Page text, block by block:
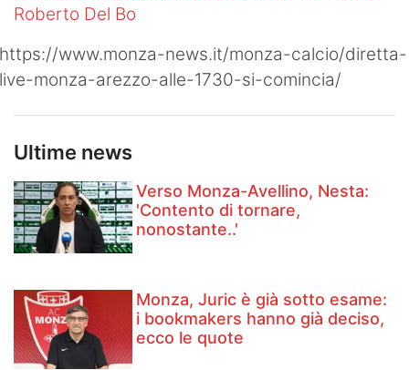
Roberto Del Bo
https://www.monza-news.it/monza-calcio/diretta-
live-monza-arezzo-alle-1730-si-comincia/
Ultime news
Verso Monza-Avellino, Nesta:
'Contento di tornare,
nonostante..'
Monza, Juric è già sotto esame:
i bookmakers hanno già deciso,
ecco le quote